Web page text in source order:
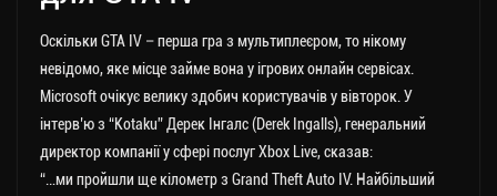
Оскільки GTA IV – перша гра з мультиплеєром, то нікому
невідомо, яке місце займе вона у ігрових онлайн сервісах.
Microsoft очікує велику здобич користувачів у вівторок. У
інтерв’ю з “Kotaku” Дерек Інгалс (Derek Ingalls), генеральний
директор компанії у сфері послуг Xbox Live, сказав:
“…ми пройшли ще кілометр з Grand Theft Auto IV. Найбільший